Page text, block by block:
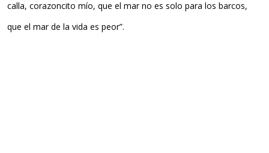
calla, corazoncito mío, que el mar no es solo para los barcos,
que el mar de la vida es peor”.